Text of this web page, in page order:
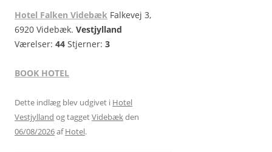
Hotel Falken Videbæk Falkevej 3,
6920 Videbæk. Vestjylland
Værelser: 44 Stjerner: 3
BOOK HOTEL
Dette indlæg blev udgivet i Hotel
Vestjylland og taggetVidebækden
06/08/2026afHotel.